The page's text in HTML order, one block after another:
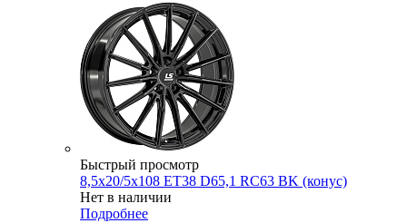
Быстрый просмотр
8,5x20/5x108 ET38 D65,1 RC63 BK (конус)
Нет в наличии
Подробнее